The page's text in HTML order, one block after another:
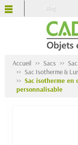
Blog
Accueil Sacs
Sac Isotherme &
Sac isotherme en
personnalisable